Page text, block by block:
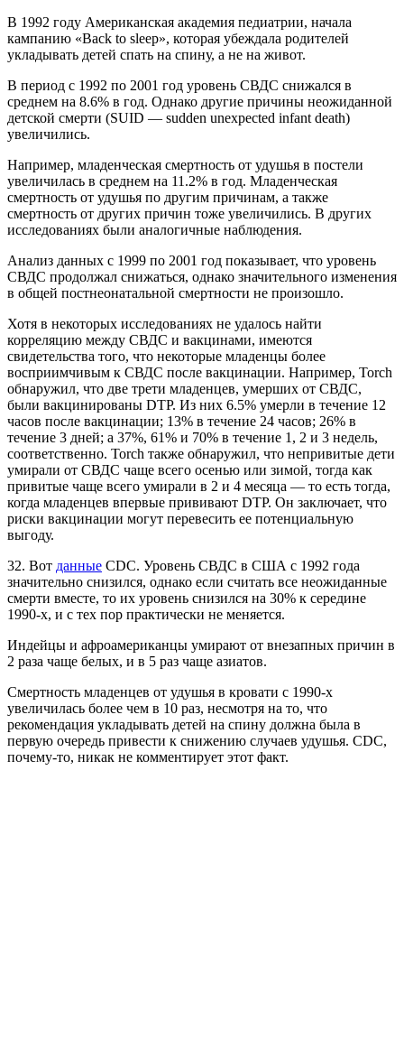
В 1992 году Американская академия педиатрии, начала
кампанию «Back to sleep», которая убеждала родителей
укладывать детей спать на спину, а не на живот.
В период с 1992 по 2001 год уровень СВДС снижался в
среднем на 8.6% в год. Однако другие причины неожиданной
детской смерти (SUID — sudden unexpected infant death)
увеличились.
Например, младенческая смертность от удушья в постели
увеличилась в среднем на 11.2% в год. Младенческая
смертность от удушья по другим причинам, а также
смертность от других причин тоже увеличились. В других
исследованиях были аналогичные наблюдения.
Анализ данных с 1999 по 2001 год показывает, что уровень
СВДС продолжал снижаться, однако значительного изменения
в общей постнеонатальной смертности не произошло.
Хотя в некоторых исследованиях не удалось найти
корреляцию между СВДС и вакцинами, имеются
свидетельства того, что некоторые младенцы более
восприимчивым к СВДС после вакцинации. Например, Torch
обнаружил, что две трети младенцев, умерших от СВДС,
были вакцинированы DTP. Из них 6.5% умерли в течение 12
часов после вакцинации; 13% в течение 24 часов; 26% в
течение 3 дней; a 37%, 61% и 70% в течение 1, 2 и 3 недель,
соответственно. Torch также обнаружил, что непривитые дети
умирали от СВДС чаще всего осенью или зимой, тогда как
привитые чаще всего умирали в 2 и 4 месяца — то есть тогда,
когда младенцев впервые прививают DTP. Он заключает, что
риски вакцинации могут перевесить ее потенциальную
выгоду.
32. Вот данные CDC. Уровень СВДС в США с 1992 года
значительно снизился, однако если считать все неожиданные
смерти вместе, то их уровень снизился на 30% к середине
1990-х, и с тех пор практически не меняется.
Индейцы и афроамериканцы умирают от внезапных причин в
2 раза чаще белых, и в 5 раз чаще азиатов.
Смертность младенцев от удушья в кровати с 1990-х
увеличилась более чем в 10 раз, несмотря на то, что
рекомендация укладывать детей на спину должна была в
первую очередь привести к снижению случаев удушья. CDC,
почему-то, никак не комментирует этот факт.